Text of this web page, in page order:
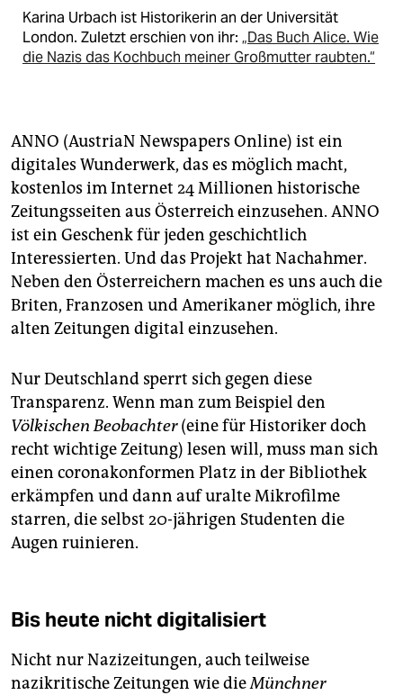
Karina Urbach ist Historikerin an der Universität
London. Zuletzt erschien von ihr: „Das Buch Alice. Wie
die Nazis das Kochbuch meiner Großmutter raubten.“
ANNO (AustriaN Newspapers Online) ist ein
digitales Wunderwerk, das es möglich macht,
kostenlos im Internet 24 Millionen historische
Zeitungsseiten aus Österreich einzusehen. ANNO
ist ein Geschenk für jeden geschichtlich
Interessierten. Und das Projekt hat Nachahmer.
Neben den Österreichern machen es uns auch die
Briten, Franzosen und Amerikaner möglich, ihre
alten Zeitungen digital einzusehen.
Nur Deutschland sperrt sich gegen diese
Transparenz. Wenn man zum Beispiel den
Völkischen Beobachter(eine für Historiker doch
recht wichtige Zeitung) lesen will, muss man sich
einen coronakonformen Platz in der Bibliothek
erkämpfen und dann auf uralte Mikrofilme
starren, die selbst 20-jährigen Studenten die
Augen ruinieren.
Bis heute nicht digitalisiert
Nicht nur Nazizeitungen, auch teilweise
nazikritische Zeitungen wie dieMünchner